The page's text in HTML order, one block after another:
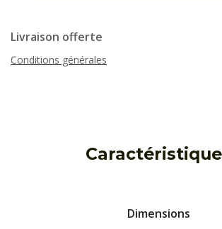
Livraison offerte
Conditions générales
Dimensions